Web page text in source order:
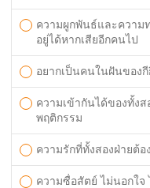
ความผูกพันธ์และความ
อยู่ได้หากเสียอีกคนไป
อยากเป็นคนในฝันของ
ความเข้ากันได้ของทั้ง
พฤติกรรม
ความรักที่ทั้งสองฝ่ายต้
ความซื่อสัตย์ ไม่นอกใจ